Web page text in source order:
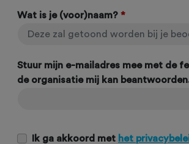
Wat is je (voor)naam? *
Stuur mijn e-mailadres mee met de
de organisatie mij kan
Ik ga akkoord met het